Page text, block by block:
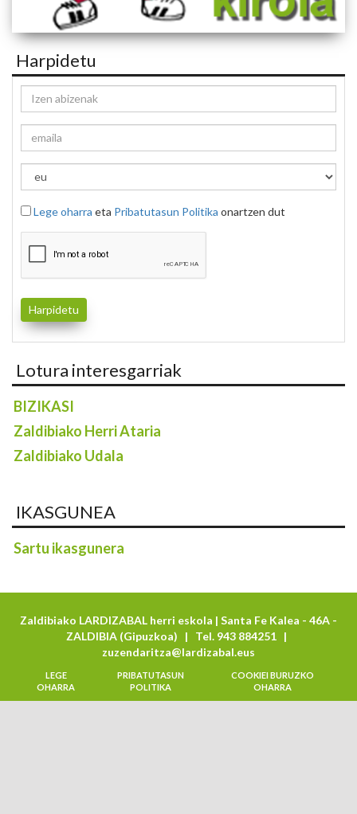
Harpidetu
Lege oharra eta Pribatutasun Politika onartzen dut
Lotura interesgarriak
BIZIKASI
Zaldibiako Herri Ataria
Zaldibiako Udala
IKASGUNEA
Sartu ikasgunera
Zaldibiako LARDIZABAL herri eskola | Santa Fe Kalea - 46A -
ZALDIBIA (Gipuzkoa) | Tel. 943 884251 |
zuzendaritza@lardizabal.eus
LEGE
OHARRA
PRIBATUTASUN
POLITIKA
COOKIEI BURUZKO
OHARRA